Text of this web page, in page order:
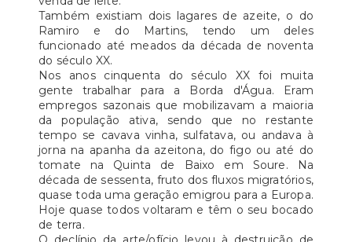
Também existiam dois lagares de azeite, o do
Ramiro e do Martins, tendo um deles
funcionado até meados da década de noventa
do século XX.
Nos anos cinquenta do século XX foi muita
gente trabalhar para a Borda d'Água. Eram
empregos sazonais que mobilizavam a maioria
da população ativa, sendo que no restante
tempo se cavava vinha, sulfatava, ou andava à
jorna na apanha da azeitona, do figo ou até do
tomate na Quinta de Baixo em Soure. Na
década de sessenta, fruto dos fluxos migratórios,
quase toda uma geração emigrou para a Europa.
Hoje quase todos voltaram e têm o seu bocado
de terra.